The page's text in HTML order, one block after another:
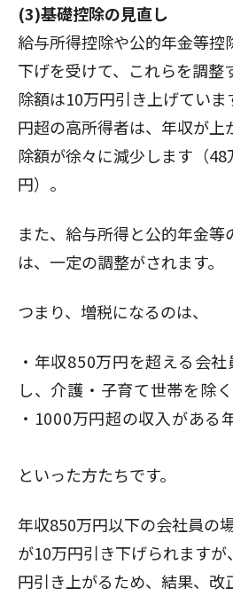
(3)基礎控除の見直し
給与所得控除や公的年金等控
下げを受けて、これらを調整
除額は10万円引き上げていま
円超の高所得者は、年収が上
除額が徐々に減少します（
円）。
また、給与所得と公的年金等
は、一定の調整がされます。
つまり、増税になるのは、
年収850万円を超える会
し、介護・子育て世帯を除く
1000万円超の収入がある
といった方たちです。
年収850万円以下の会社員の
が10万円引き下げられます
円引き上がるため、結果、改